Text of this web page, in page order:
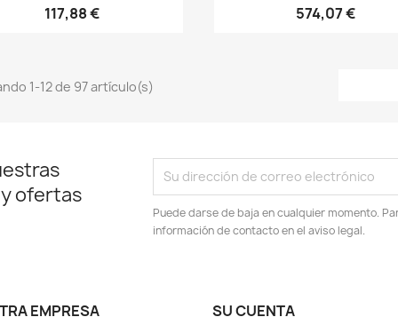
117,88 € 574,07 €
1-12 de 97 artículo(s)
ofertas
Puede darse de baja en cualquier momento.
información de contacto en el aviso legal.
EMPRESA SU CUENTA